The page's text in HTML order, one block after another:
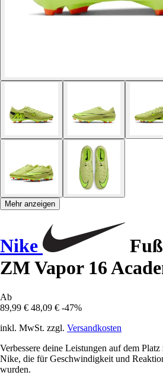
Mehr anzeigen
Nike
ZM Vapor 16
Ab
89,99 € 48,09 € -47%
inkl. MwSt. zzgl. Versandkosten
Verbessere deine Leistungen auf dem
Nike, die für Geschwindigkeit und
wurden.